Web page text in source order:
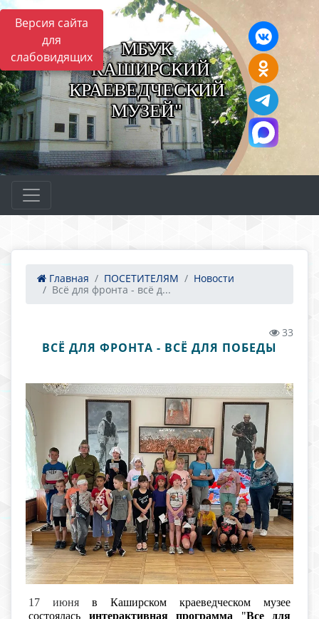
Версия сайта
для
слабовидящих
МБУК
"КАШИРСКИЙ
КРАЕВЕДЧЕСКИЙ
МУЗЕЙ"
Главная ПОСЕТИТЕЛЯМ
Новости
Всё для фронта - всё д...
33
ВСЁ ДЛЯ ФРОНТА - ВСЁ ДЛЯ ПОБЕДЫ
17 июня в Каширском краеведческом музее
состоялась интерактивная программа "Все для